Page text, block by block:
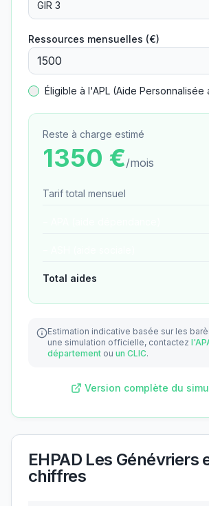
GIR 3
Ressources mensuelles (€)
Éligible à l'APL (Aide Personnalisée
Reste à charge estimé
1350 €/mois
Tarif total mensuel
Total aides
Estimation indicative basée sur les
une simulation officielle, contactez
département ou un CLIC.
Version complète du
EHPAD Les Génévriers
chiffres